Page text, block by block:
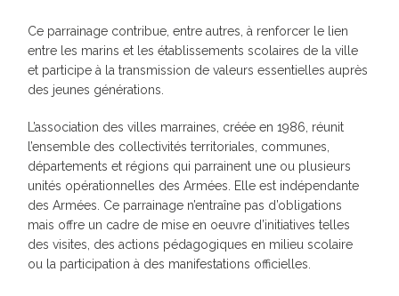
Ce parrainage contribue, entre autres, à renforcer le lien
entre les marins et les établissements scolaires de la ville
et participe à la transmission de valeurs essentielles auprès
des jeunes générations.
L’association des villes marraines, créée en 1986, réunit
l’ensemble des collectivités territoriales, communes,
départements et régions qui parrainent une ou plusieurs
unités opérationnelles des Armées. Elle est indépendante
des Armées. Ce parrainage n’entraîne pas d’obligations
mais offre un cadre de mise en oeuvre d’initiatives telles
des visites, des actions pédagogiques en milieu scolaire
ou la participation à des manifestations officielles.